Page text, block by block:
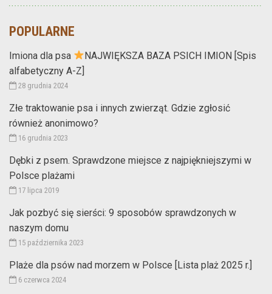
POPULARNE
Imiona dla psa
NAJWIĘKSZA BAZA PSICH IMION [Spis
alfabetyczny A-Z]
28 grudnia 2024
Złe traktowanie psa i innych zwierząt. Gdzie zgłosić
również anonimowo?
16 grudnia 2023
Dębki z psem. Sprawdzone miejsce z najpiękniejszymi w
Polsce plażami
17 lipca 2019
Jak pozbyć się sierści: 9 sposobów sprawdzonych w
naszym domu
15 października 2023
Plaże dla psów nad morzem w Polsce [Lista plaż 2025 r.]
6 czerwca 2024